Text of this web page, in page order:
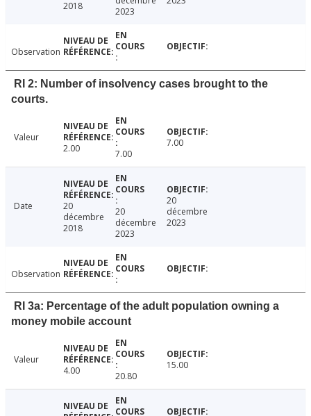
2018
2023
Observation
RI 2: Number of insolvency cases brought to the
courts.
Valeur
2.00
7.00
7.00
Date
20
décembre
2018
20
décembre
2023
20
décembre
2023
Observation
RI 3a: Percentage of the adult population owning a
money mobile account
Valeur
4.00
20.80
15.00